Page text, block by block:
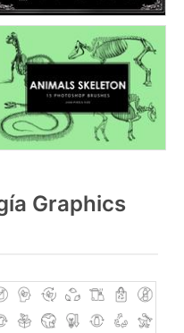
Graphics